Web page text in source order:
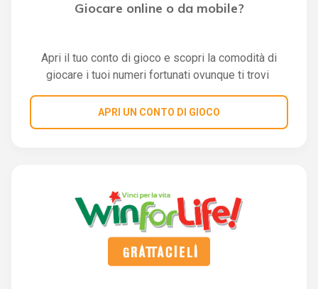
Giocare online o da mobile?
Apri il tuo conto di gioco e scopri la comodità di
giocare i tuoi numeri fortunati ovunque ti trovi
APRI UN CONTO DI GIOCO